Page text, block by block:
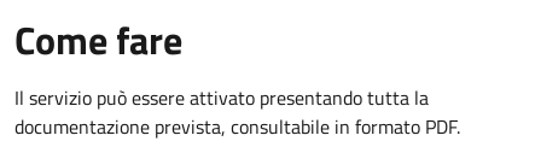
Come fare
Il servizio può essere attivato presentando tutta la
documentazione prevista, consultabile in formato PDF.